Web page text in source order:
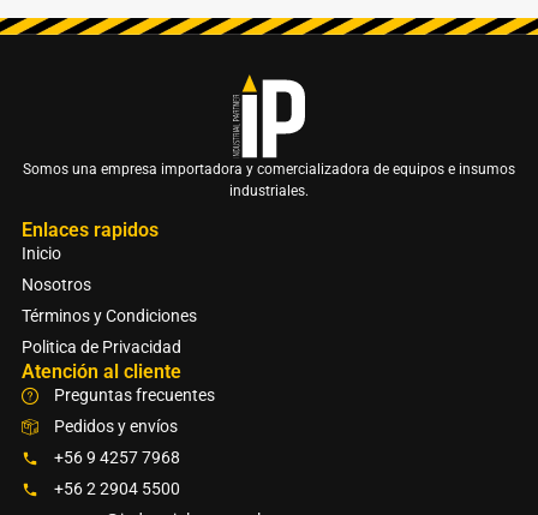
Somos una empresa importadora y comercializadora de equipos e insumos
industriales.
Enlaces rapidos
Inicio
Nosotros
Términos y Condiciones
Politica de Privacidad
Atención al cliente
Preguntas frecuentes
Pedidos y envíos
+56 9 4257 7968
+56 2 2904 5500